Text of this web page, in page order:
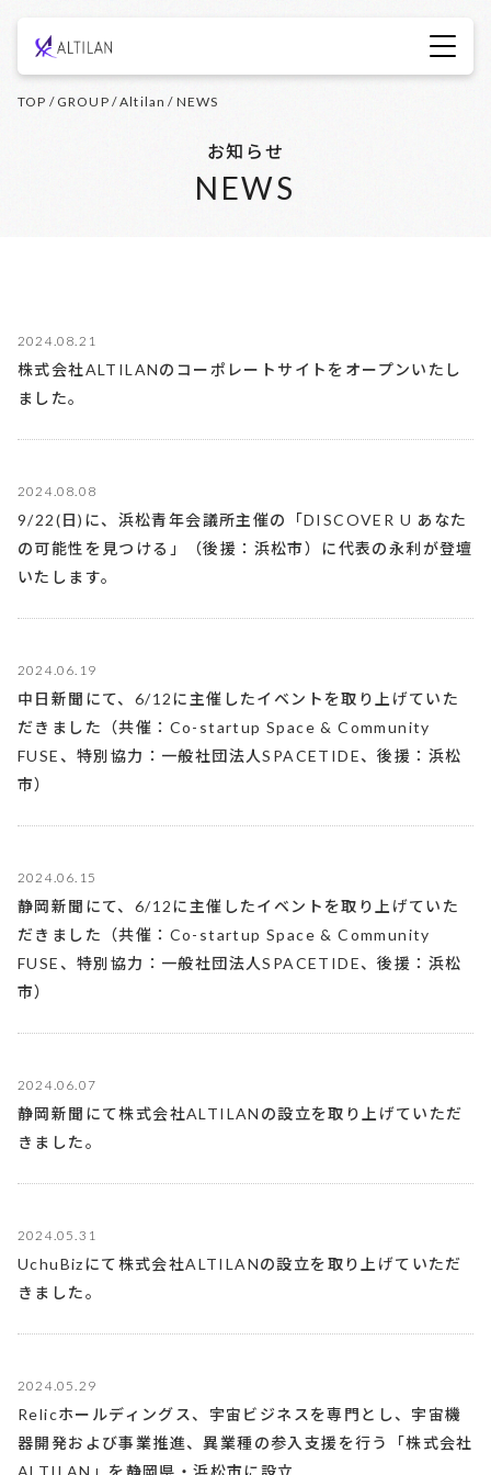
TOP /GROUP /Altilan / NEWS
お知らせ
NEWS
2024.08.21
株式会社ALTILANのコーポレートサイトをオープンいたし
ました。
2024.08.08
9/22(日)に、浜松青年会議所主催の「DISCOVER U あなた
の可能性を見つける」（後援：浜松市）に代表の永利が登壇
いたします。
2024.06.19
中日新聞にて、6/12に主催したイベントを取り上げていた
だきました（共催：Co-startup Space & Community
FUSE、特別協力：一般社団法人SPACETIDE、後援：浜松
市）
2024.06.15
静岡新聞にて、6/12に主催したイベントを取り上げていた
だきました（共催：Co-startup Space & Community
FUSE、特別協力：一般社団法人SPACETIDE、後援：浜松
市）
2024.06.07
静岡新聞にて株式会社ALTILANの設立を取り上げていただ
きました。
2024.05.31
UchuBizにて株式会社ALTILANの設立を取り上げていただ
きました。
2024.05.29
Relicホールディングス、宇宙ビジネスを専門とし、宇宙機
器開発および事業推進、異業種の参入支援を行う「株式会社
ALTILAN」を静岡県・浜松市に設立